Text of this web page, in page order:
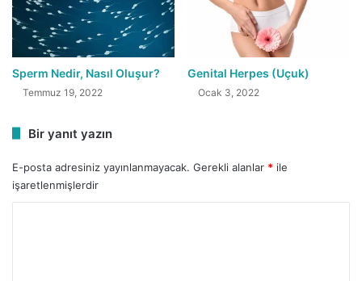
Sperm Nedir, Nasıl Oluşur?
Temmuz 19, 2022
Genital Herpes (Uçuk)
Ocak 3, 2022
Bir yanıt yazın
E-posta adresiniz yayınlanmayacak. Gerekli alanlar * ile
işaretlenmişlerdir